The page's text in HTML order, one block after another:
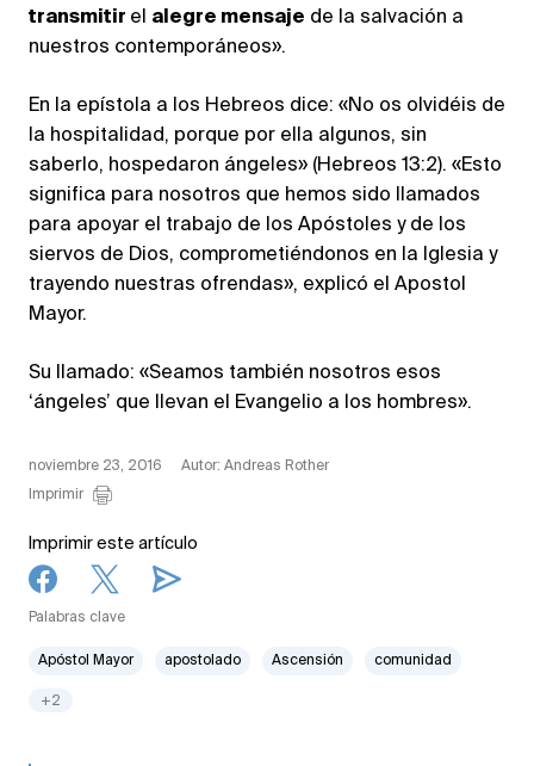
transmitir el alegre mensaje de la salvación a
nuestros contemporáneos».
En la epístola a los Hebreos dice: «No os olvidéis de
la hospitalidad, porque por ella algunos, sin
saberlo, hospedaron ángeles» (Hebreos 13:2). «Esto
significa para nosotros que hemos sido llamados
para apoyar el trabajo de los Apóstoles y de los
siervos de Dios, comprometiéndonos en la Iglesia y
trayendo nuestras ofrendas», explicó el Apostol
Mayor.
Su llamado: «Seamos también nosotros esos
‘ángeles’ que llevan el Evangelio a los hombres».
noviembre 23, 2016
Autor: Andreas Rother
Imprimir
Imprimir este artículo
Palabras clave
Apóstol Mayor apostolado Ascensión comunidad
+2